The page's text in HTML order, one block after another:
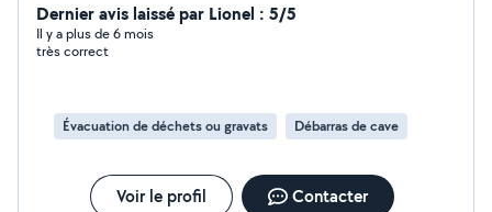
scooter des petits boulots cordialement merci de vos
réponses
Dernier avis laissé par Lionel : 5/5
Il y a plus de 6 mois
très correct
Évacuation de déchets ou gravats Débarras de cave
Voir le profil Contacter